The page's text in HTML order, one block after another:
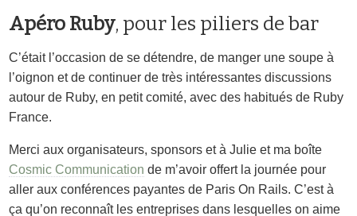
Apéro Ruby, pour les piliers de bar
C’était l’occasion de se détendre, de manger une soupe à
l’oignon et de continuer de très intéressantes discussions
autour de Ruby, en petit comité, avec des habitués de Ruby
France.
Merci aux organisateurs, sponsors et à Julie et ma boîte
Cosmic Communication de m’avoir offert la journée pour
aller aux conférences payantes de Paris On Rails. C’est à
ça qu’on reconnaît les entreprises dans lesquelles on aime